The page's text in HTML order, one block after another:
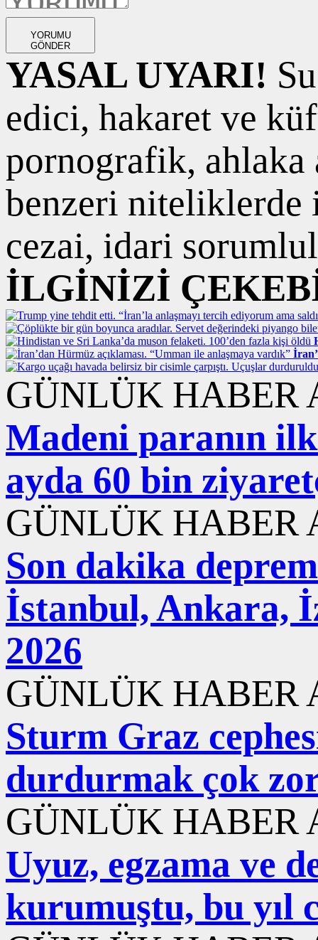
YORUMU
GÖNDER
YASAL UYARI!
edici, hakaret ve
pornografik, ahlaka
benzeri niteliklerde
cezai, idari
İLGİNİZİ
GÜNLÜK HABER
Madeni paranın
ayda 60 bin
GÜNLÜK HABER
Son dakika
İstanbul, Ankara,
2026
GÜNLÜK HABER
Sturm Graz
durdurmak çok
GÜNLÜK HABER
Uyuz, egzama ve
kurumuştu, bu yıl